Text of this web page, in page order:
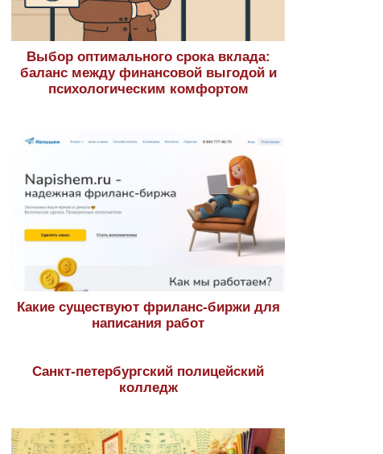
Выбор оптимального срока вклада:
баланс между финансовой выгодой и
психологическим комфортом
Какие существуют фриланс-биржи для
написания работ
Санкт-петербургский полицейский
колледж